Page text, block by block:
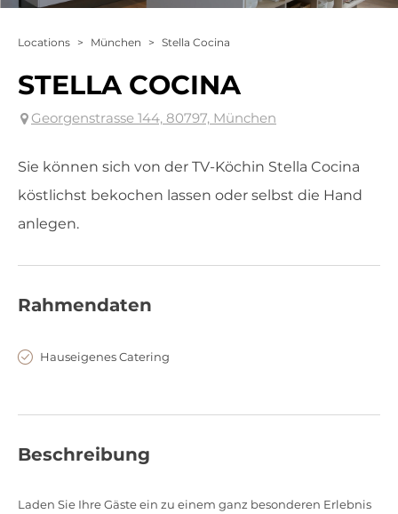
Locations > München > Stella Cocina
STELLA COCINA
Georgenstrasse 144, 80797, München
Sie können sich von der TV-Köchin Stella Cocina
köstlichst bekochen lassen oder selbst die Hand
anlegen.
Rahmendaten
Hauseigenes Catering
Beschreibung
Laden Sie Ihre Gäste ein zu einem ganz besonderen Erlebnis